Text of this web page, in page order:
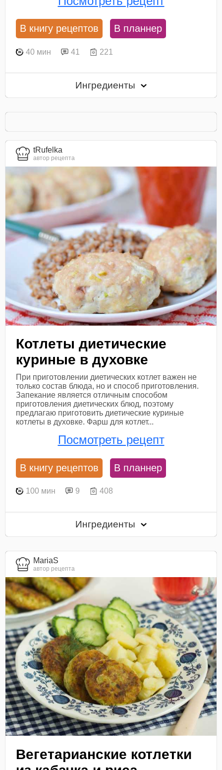
В книгу рецептов В планнер
40 мин 41 221
Ингредиенты
tRufelka
автор рецепта
Котлеты диетические
куриные в духовке
При приготовлении диетических котлет важен не
только состав блюда, но и способ приготовления.
Запекание является отличным способом
приготовления диетических блюд, поэтому
предлагаю приготовить диетические куриные
котлеты в духовке. Фарш для котлет...
Посмотреть рецепт
В книгу рецептов В планнер
100 мин 9 408
Ингредиенты
MariaS
автор рецепта
Вегетарианские котлетки